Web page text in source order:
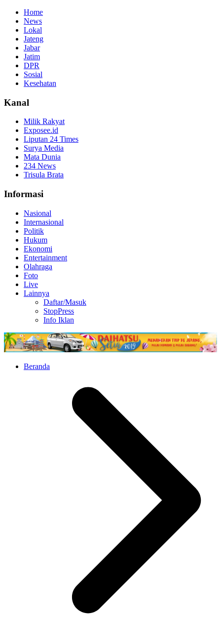
Home
News
Lokal
Jateng
Jabar
Jatim
DPR
Sosial
Kesehatan
Kanal
Milik Rakyat
Exposee.id
Liputan 24 Times
Surya Media
Mata Dunia
234 News
Trisula Brata
Informasi
Nasional
Internasional
Politik
Hukum
Ekonomi
Entertainment
Olahraga
Foto
Live
Lainnya
Daftar/Masuk
StopPress
Info Iklan
Beranda